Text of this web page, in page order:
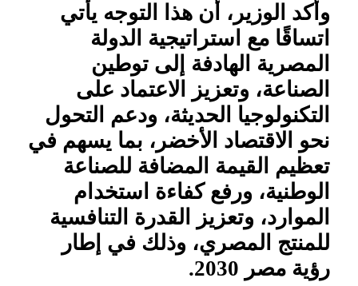
وأكد الوزير، أن هذا التوجه يأتي
اتساقًا مع استراتيجية الدولة
المصرية الهادفة إلى توطين
الصناعة، وتعزيز الاعتماد على
التكنولوجيا الحديثة، ودعم التحول
نحو الاقتصاد الأخضر، بما يسهم في
تعظيم القيمة المضافة للصناعة
الوطنية، ورفع كفاءة استخدام
الموارد، وتعزيز القدرة التنافسية
للمنتج المصري، وذلك في إطار
رؤية مصر 2030.